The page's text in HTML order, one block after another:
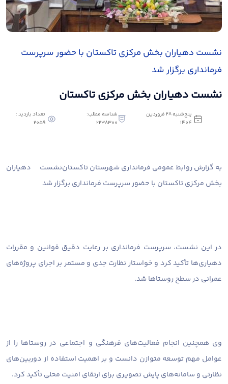
نشست دهیاران بخش مرکزی تاکستان با حضور سرپرست
فرمانداری برگزار شد
نشست دهیاران بخش مرکزی تاکستان
پنج‌شنبه 28 فروردین
1404
شناسه مطلب:
2238300
تعداد بازدید :
2059
به گزارش روابط عمومی فرمانداری شهرستان تاکستاننشست دهیاران
بخش مرکزی تاکستان با حضور سرپرست فرمانداری برگزار شد
در این نشست، سرپرست فرمانداری بر رعایت دقیق قوانین و مقررات
دهیاری‌ها تأکید کرد و خواستار نظارت جدی و مستمر بر اجرای پروژه‌های
عمرانی در سطح روستاها شد.
وی همچنین انجام فعالیت‌های فرهنگی و اجتماعی در روستاها را از
عوامل مهم توسعه متوازن دانست و بر اهمیت استفاده از دوربین‌های
نظارتی و سامانه‌های پایش تصویری برای ارتقای امنیت محلی تأکید کرد.